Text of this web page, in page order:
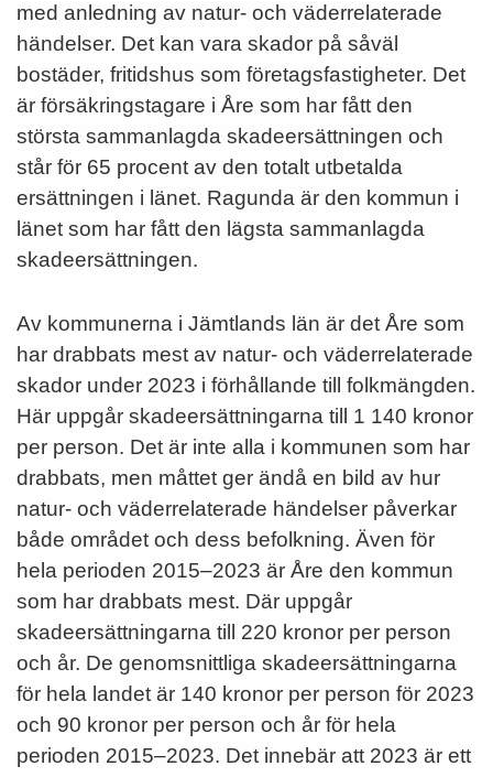
med anledning av natur- och väderrelaterade
händelser. Det kan vara skador på såväl
bostäder, fritidshus som företagsfastigheter. Det
är försäkringstagare i Åre som har fått den
största sammanlagda skadeersättningen och
står för 65 procent av den totalt utbetalda
ersättningen i länet. Ragunda är den kommun i
länet som har fått den lägsta sammanlagda
skadeersättningen.
Av kommunerna i Jämtlands län är det Åre som
har drabbats mest av natur- och väderrelaterade
skador under 2023 i förhållande till folkmängden.
Här uppgår skadeersättningarna till 1 140 kronor
per person. Det är inte alla i kommunen som har
drabbats, men måttet ger ändå en bild av hur
natur- och väderrelaterade händelser påverkar
både området och dess befolkning. Även för
hela perioden 2015–2023 är Åre den kommun
som har drabbats mest. Där uppgår
skadeersättningarna till 220 kronor per person
och år. De genomsnittliga skadeersättningarna
för hela landet är 140 kronor per person för 2023
och 90 kronor per person och år för hela
perioden 2015–2023. Det innebär att 2023 är ett